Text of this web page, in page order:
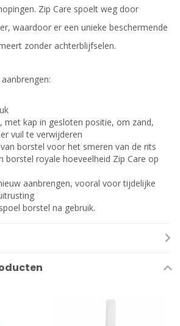
Zip Care spoelt weg door
waardoor er een unieke beschermende
zonder achterblijfselen.
met kap in gesloten positie, om zand,
vuil te verwijderen
borstel voor het smeren van de rits
borstel royale hoeveelheid Zip Care op
aanbrengen, vooral voor tijdelijke
borstel na gebruik.